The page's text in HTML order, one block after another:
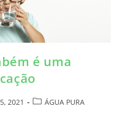
é uma
2021 ÁGUA PURA